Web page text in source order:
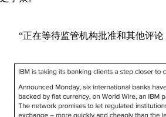
“正在等待监管机构批准和其他评论